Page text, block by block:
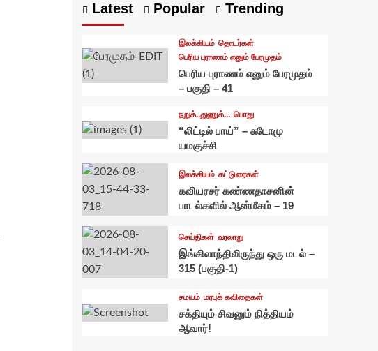
Latest Popular Trending
இலக்கியம் தொடர்கள்
பெரிய புராணம் எனும் பேரமுதம்
பெரிய புராணம் எனும் பேரமுதம்
– பகுதி – 41
நறுக்..துணுக்... பொது
“லிட்டில் பாய்” – சுடோமு
யமகுச்சி
இலக்கியம் கட்டுரைகள்
கவியரசர் கண்ணதாசனின்
பாடல்களில் ஆன்மீகம் – 19
செய்திகள் வரலாறு
இங்கிலாந்திலிருந்து ஒரு மடல் –
315 (பகுதி-1)
சமயம் மரபுக் கவிதைகள்
சக்தியும் சிவனும் நித்தியம்
ஆவார்!